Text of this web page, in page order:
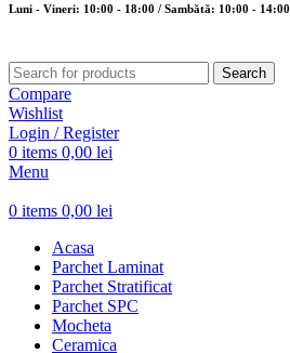
Luni - Vineri: 10:00 - 18:00 / Sambătă: 10:00 - 14:00
Search
Compare
Wishlist
Login / Register
0 items 0,00 lei
Menu
0 items 0,00 lei
Acasa
Parchet Laminat
Parchet Stratificat
Parchet SPC
Mocheta
Ceramica